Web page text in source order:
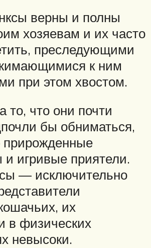
верны и полны
хозяевам и их часто
преследующими
к ним
при этом хвостом.
то, что они почти
бы обниматься,
и игривые приятели.
— исключительно
их
в физических
невысоки.